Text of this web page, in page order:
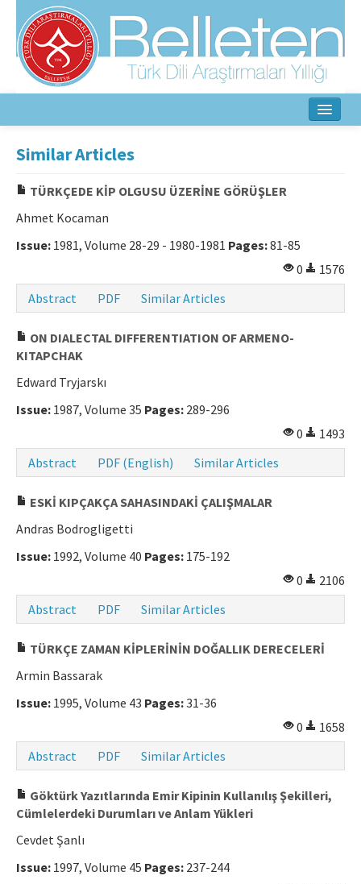
Editorial Board
Author Guidelines
Ethical Principles
Contact Us
Manuscript Submission
Similar Articles
TÜRKÇEDE KİP OLGUSU ÜZERİNE GÖRÜŞLER
Ahmet Kocaman
Issue: 1981, Volume 28-29 - 1980-1981 Pages:81-85
0
1576
Abstract
PDF Similar Articles
ON DIALECTAL DIFFERENTIATION OF ARMENO-
KITAPCHAK
Edward Tryjarskı
Issue: 1987, Volume 35 Pages: 289-296
0
1493
Abstract
PDF (English) Similar Articles
ESKİ KIPÇAKÇA SAHASINDAKİ ÇALIŞMALAR
Andras Bodrogligetti
Issue: 1992, Volume 40 Pages: 175-192
0
2106
Abstract
PDF Similar Articles
TÜRKÇE ZAMAN KİPLERİNİN DOĞALLIK DERECELERİ
Armin Bassarak
Issue: 1995, Volume 43 Pages:31-36
0
1658
Abstract
PDF Similar Articles
Göktürk Yazıtlarında Emir Kipinin Kullanılış Şekilleri,
Cümlelerdeki Durumları ve Anlam Yükleri
Cevdet Şanlı
Issue: 1997, Volume 45 Pages: 237-244